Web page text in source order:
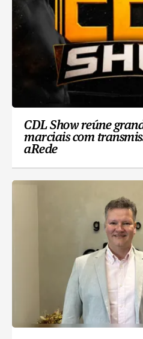
CDL Show reúne
marciais com
aRede